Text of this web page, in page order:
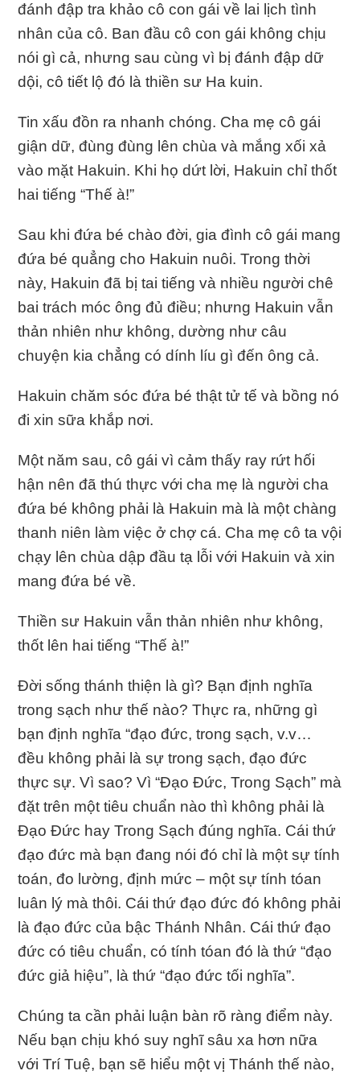
đánh đập tra khảo cô con gái về lai lịch tình
nhân của cô. Ban đầu cô con gái không chịu
nói gì cả, nhưng sau cùng vì bị đánh đập dữ
dội, cô tiết lộ đó là thiền sư Ha kuin.
Tin xấu đồn ra nhanh chóng. Cha mẹ cô gái
giận dữ, đùng đùng lên chùa và mắng xối xả
vào mặt Hakuin. Khi họ dứt lời, Hakuin chỉ thốt
hai tiếng “Thế à!”
Sau khi đứa bé chào đời, gia đình cô gái mang
đứa bé quẳng cho Hakuin nuôi. Trong thời
này, Hakuin đã bị tai tiếng và nhiều người chê
bai trách móc ông đủ điều; nhưng Hakuin vẫn
thản nhiên như không, dường như câu
chuyện kia chẳng có dính líu gì đến ông cả.
Hakuin chăm sóc đứa bé thật tử tế và bồng nó
đi xin sữa khắp nơi.
Một năm sau, cô gái vì cảm thấy ray rứt hối
hận nên đã thú thực với cha mẹ là người cha
đứa bé không phải là Hakuin mà là một chàng
thanh niên làm việc ở chợ cá. Cha mẹ cô ta vội
chạy lên chùa dập đầu tạ lỗi với Hakuin và xin
mang đứa bé về.
Thiền sư Hakuin vẫn thản nhiên như không,
thốt lên hai tiếng “Thế à!”
Đời sống thánh thiện là gì? Bạn định nghĩa
trong sạch như thế nào? Thực ra, những gì
bạn định nghĩa “đạo đức, trong sạch, v.v…
đều không phải là sự trong sạch, đạo đức
thực sự. Vì sao? Vì “Đạo Đức, Trong Sạch” mà
đặt trên một tiêu chuẩn nào thì không phải là
Đạo Đức hay Trong Sạch đúng nghĩa. Cái thứ
đạo đức mà bạn đang nói đó chỉ là một sự tính
toán, đo lường, định mức – một sự tính tóan
luân lý mà thôi. Cái thứ đạo đức đó không phải
là đạo đức của bậc Thánh Nhân. Cái thứ đạo
đức có tiêu chuẩn, có tính tóan đó là thứ “đạo
đức giả hiệu”, là thứ “đạo đức tối nghĩa”.
Chúng ta cần phải luận bàn rõ ràng điểm này.
Nếu bạn chịu khó suy nghĩ sâu xa hơn nữa
với Trí Tuệ, bạn sẽ hiểu một vị Thánh thế nào,